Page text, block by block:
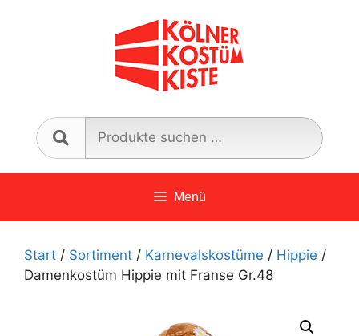
nach:
Menü
Start / Sortiment / Karnevalskostüme / Hippie /
Damenkostüm Hippie mit Franse Gr.48